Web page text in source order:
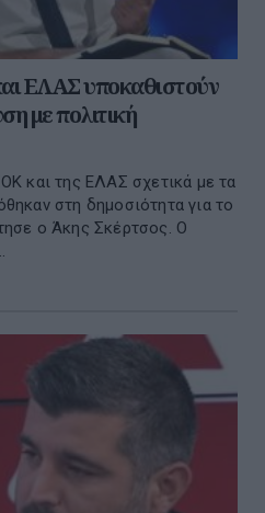
ΕΛΑΣ υποκαθιστούν
με πολιτική
και της ΕΛΑΣ σχετικά με τα
στη δημοσιότητα για το
ο Άκης Σκέρτσος. Ο